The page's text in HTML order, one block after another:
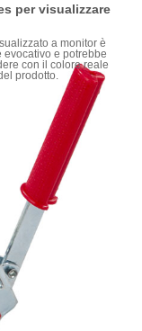
per visualizzare
a monitor è
evocativo e potrebbe
con il colore reale
prodotto.